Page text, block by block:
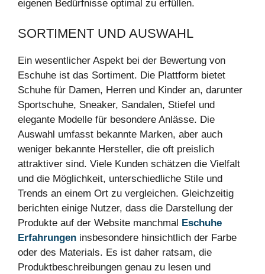
eigenen Bedürfnisse optimal zu erfüllen.
SORTIMENT UND AUSWAHL
Ein wesentlicher Aspekt bei der Bewertung von
Eschuhe ist das Sortiment. Die Plattform bietet
Schuhe für Damen, Herren und Kinder an, darunter
Sportschuhe, Sneaker, Sandalen, Stiefel und
elegante Modelle für besondere Anlässe. Die
Auswahl umfasst bekannte Marken, aber auch
weniger bekannte Hersteller, die oft preislich
attraktiver sind. Viele Kunden schätzen die Vielfalt
und die Möglichkeit, unterschiedliche Stile und
Trends an einem Ort zu vergleichen. Gleichzeitig
berichten einige Nutzer, dass die Darstellung der
Produkte auf der Website manchmal Eschuhe
Erfahrungen insbesondere hinsichtlich der Farbe
oder des Materials. Es ist daher ratsam, die
Produktbeschreibungen genau zu lesen und